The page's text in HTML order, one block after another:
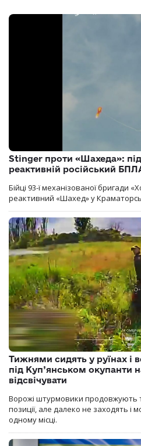
Stinger проти «Шахеда»:
реактивній російський
Бійці 93-ї механізованої бригади
реактивний «Шахед» у
Тижнями сидять у руїнах і
під Куп’янськом окупанти
відсвічувати
Ворожі штурмовики продовжують
позиції, але далеко не заходять і
одному місці.